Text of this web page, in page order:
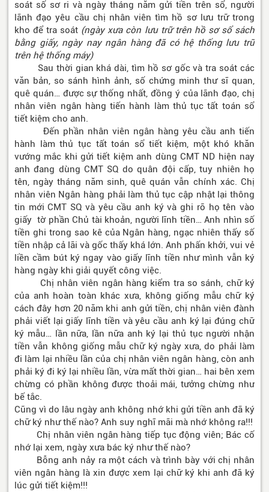
soát số sơ ri và ngày tháng năm gửi tiền trên sổ, người
lãnh đạo yêu cầu chị nhân viên tìm hồ sơ lưu trữ trong
kho để tra soát (ngày xưa còn lưu trữ trên hồ sơ sổ sách
bằng giấy, ngày nay ngân hàng đã có hệ thống lưu trữ
trên hệ thống máy)
Sau thời gian khá dài, tìm hồ sơ gốc và tra soát các
văn bản, so sánh hình ảnh, số chứng minh thư sĩ quan,
quê quán… được sự thống nhất, đồng ý của lãnh đạo, chị
nhân viên ngân hàng tiến hành làm thủ tục tất toán sổ
tiết kiệm cho anh.
Đến phần nhân viên ngân hàng yêu cầu anh tiến
hành làm thủ tục tất toán sổ tiết kiệm, một khó khăn
vướng mắc khi gửi tiết kiệm anh dùng CMT ND hiện nay
anh đang dùng CMT SQ do quân đội cấp, tuy nhiên họ
tên, ngày tháng năm sinh, quê quán vẫn chính xác. Chị
nhân viên Ngân hàng phải làm thủ tục cập nhật lại thông
tin mới CMT SQ và yêu cầu anh ký và ghi rõ họ tên vào
giấy tờ phần Chủ tài khoản, người lĩnh tiền… Anh nhìn số
tiền ghi trong sao kê của Ngân hàng, ngạc nhiên thấy số
tiền nhập cả lãi và gốc thấy khá lớn. Anh phấn khởi, vui vẻ
liền cầm bút ký ngay vào giấy lĩnh tiền như mình vẫn ký
hàng ngày khi giải quyết công việc.
Chị nhân viên ngân hàng kiểm tra so sánh, chữ ký
của anh hoàn toàn khác xưa, không giống mẫu chữ ký
cách đây hơn 20 năm khi anh gửi tiền, chị nhân viên đành
phải viết lại giấy lĩnh tiền và yêu cầu anh ký lại đúng chữ
ký mẫu… lần nữa, lần nữa anh ký lại thủ tục người nhận
tiền vẫn không giống mẫu chữ ký ngày xưa, do phải làm
đi làm lại nhiều lần của chị nhân viên ngân hàng, còn anh
phải ký đi ký lại nhiều lần, vừa mất thời gian… hai bên xem
chừng có phần không được thoải mái, tưởng chừng như
bế tắc.
Cũng vì do lâu ngày anh không nhớ khi gửi tiền anh đã ký
chữ ký như thế nào? Anh suy nghĩ mãi mà nhớ không ra!!!
Chị nhân viên ngân hàng tiếp tục động viên; Bác cố
nhớ lại xem, ngày xưa bác ký như thế nào?
Bỗng anh nảy ra một cách và trình bày với chị nhân
viên ngân hàng là xin được xem lại chữ ký khi anh đã ký
lúc gửi tiết kiệm!!!